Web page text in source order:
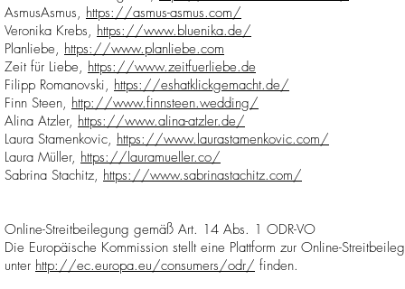
AsmusAsmus, https://asmus-asmus.com/
Veronika Krebs, https://www.bluenika.de/
Planliebe, https://www.planliebe.com
Zeit für Liebe, https://www.zeitfuerliebe.de
Filipp Romanovski, https://eshatklickgemacht.de/
Finn Steen, http://www.finnsteen.wedding/
Alina Atzler, https://www.alina-atzler.de/
Laura Stamenkovic, https://www.laurastamenkovic.com/
Laura Müller, https://lauramueller.co/
Sabrina Stachitz, https://www.sabrinastachitz.com/
Online-Streitbeilegung gemäß Art. 14 Abs. 1 ODR-VO
Die Europäische Kommission stellt eine Plattform zur Online-
unter http://ec.europa.eu/consumers/odr/ finden.